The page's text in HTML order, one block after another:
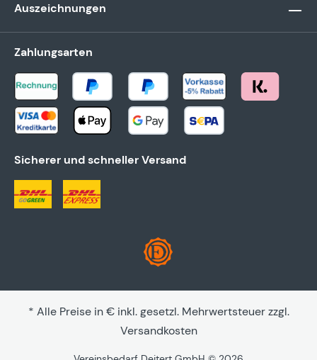
Auszeichnungen
Zahlungsarten
Sicherer und schneller Versand
* Alle Preise in € inkl. gesetzl. Mehrwertsteuer zzgl.
Versandkosten